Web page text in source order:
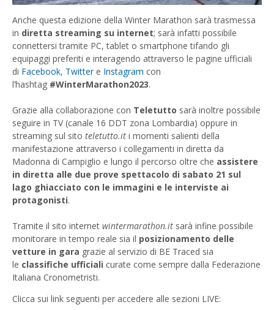
Anche questa edizione della Winter Marathon sarà trasmessa
in diretta streaming su internet; sarà infatti possibile
connettersi tramite PC, tablet o smartphone tifando gli
equipaggi preferiti e interagendo attraverso le pagine ufficiali
di Facebook, Twittere Instagram con
l’hashtag #WinterMarathon2023.
Grazie alla collaborazione con Teletutto sarà inoltre possibile
seguire in TV (canale 16 DDT zona Lombardia) oppure in
streaming sul sito teletutto.it i momenti salienti della
manifestazione attraverso i collegamenti in diretta da
Madonna di Campiglio e lungo il percorso oltre che assistere
in diretta alle due prove spettacolo di sabato 21 sul
lago ghiacciato con le immagini e le interviste ai
protagonisti.
Tramite il sito internet wintermarathon.it sarà infine possibile
monitorare in tempo reale sia il posizionamento delle
vetture in gara grazie al servizio di BE Traced sia
le classifiche ufficiali curate come sempre dalla Federazione
Italiana Cronometristi.
Clicca sui link seguenti per accedere alle sezioni LIVE: